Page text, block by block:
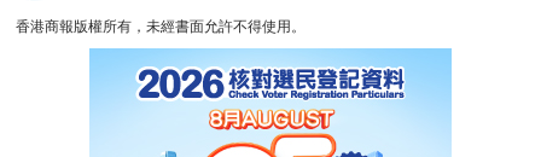
香港商報版權所有，未經書面允許不得使用。